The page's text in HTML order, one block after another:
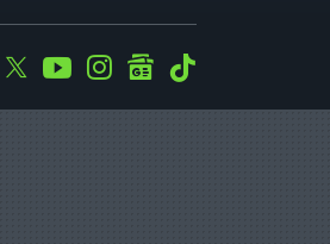
Facebook
TwitterYoutubeInstagramgooglenews